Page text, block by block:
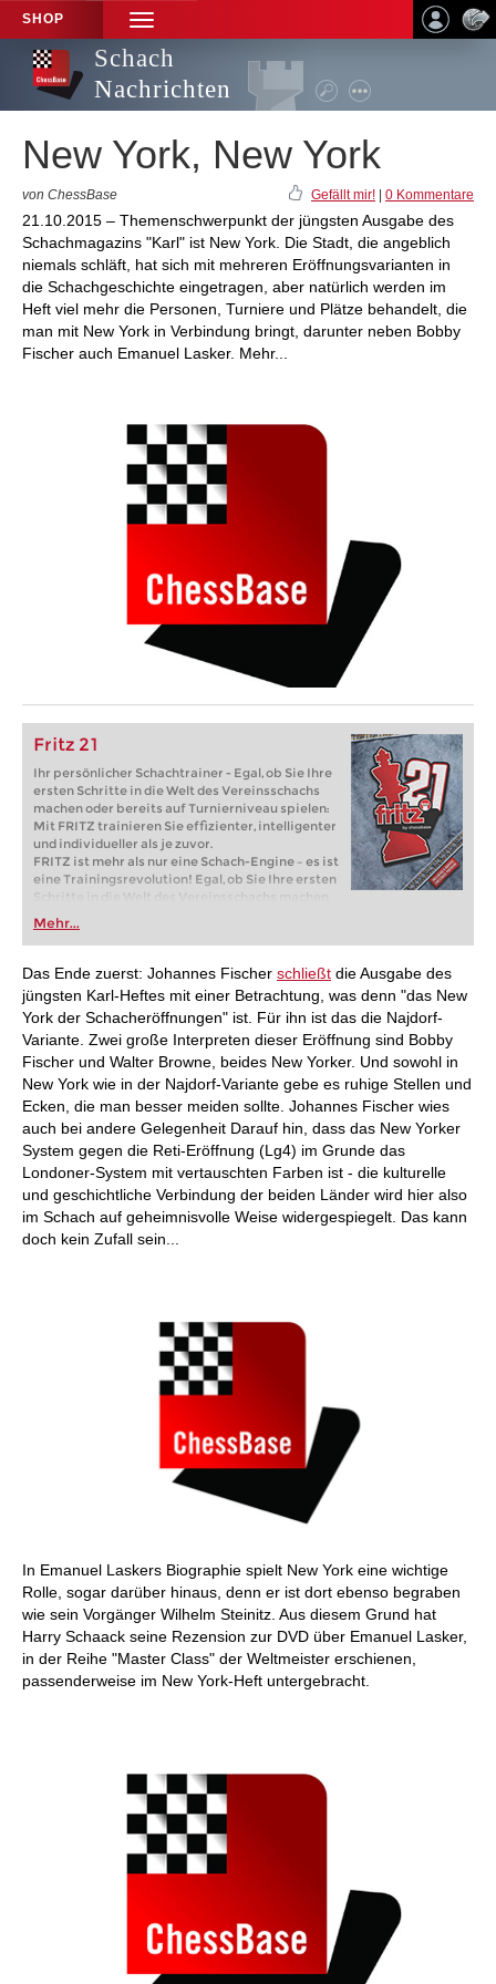
SHOP
TOGGLE
NAVIGATION
Schach
Nachrichten
New York, New York
von ChessBase Gefällt mir! 0 Kommentare
21.10.2015 – Themenschwerpunkt der jüngsten Ausgabe des
Schachmagazins "Karl" ist New York. Die Stadt, die angeblich
niemals schläft, hat sich mit mehreren Eröffnungsvarianten in
die Schachgeschichte eingetragen, aber natürlich werden im
Heft viel mehr die Personen, Turniere und Plätze behandelt, die
man mit New York in Verbindung bringt, darunter neben Bobby
Fischer auch Emanuel Lasker. Mehr...
Fritz 21
Ihr persönlicher Schachtrainer - Egal, ob Sie Ihre
ersten Schritte in die Welt des Vereinsschachs
machen oder bereits auf Turnierniveau spielen:
Mit FRITZ trainieren Sie effizienter, intelligenter
und individueller als je zuvor.
FRITZ ist mehr als nur eine Schach-Engine – es ist
eine Trainingsrevolution! Egal, ob Sie Ihre ersten
Schritte in die Welt des Vereinsschachs machen
oder bereits auf Turnierniveau spielen: Mit
FRITZ trainieren Sie effizienter, intelligenter und
individueller als je zuvor.
Mehr...
Das Ende zuerst: Johannes Fischer schließt die Ausgabe des
jüngsten Karl-Heftes mit einer Betrachtung, was denn "das New
York der Schacheröffnungen" ist. Für ihn ist das die Najdorf-
Variante. Zwei große Interpreten dieser Eröffnung sind Bobby
Fischer und Walter Browne, beides New Yorker. Und sowohl in
New York wie in der Najdorf-Variante gebe es ruhige Stellen und
Ecken, die man besser meiden sollte. Johannes Fischer wies
auch bei andere Gelegenheit Darauf hin, dass das New Yorker
System gegen die Reti-Eröffnung (Lg4) im Grunde das
Londoner-System mit vertauschten Farben ist - die kulturelle
und geschichtliche Verbindung der beiden Länder wird hier also
im Schach auf geheimnisvolle Weise widergespiegelt. Das kann
doch kein Zufall sein...
In Emanuel Laskers Biographie spielt New York eine wichtige
Rolle, sogar darüber hinaus, denn er ist dort ebenso begraben
wie sein Vorgänger Wilhelm Steinitz. Aus diesem Grund hat
Harry Schaack seine Rezension zur DVD über Emanuel Lasker,
in der Reihe "Master Class" der Weltmeister erschienen,
passenderweise im New York-Heft untergebracht.